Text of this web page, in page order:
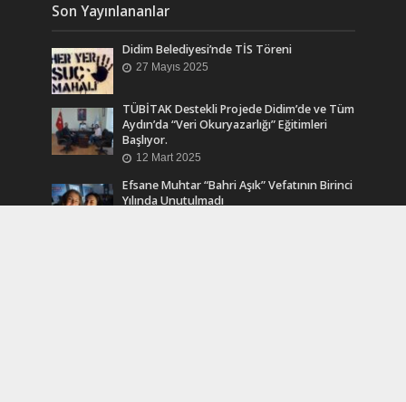
Son Yayınlananlar
Didim Belediyesi’nde TİS Töreni
27 Mayıs 2025
TÜBİTAK Destekli Projede Didim’de ve Tüm
Aydın’da “Veri Okuryazarlığı” Eğitimleri
Başlıyor.
12 Mart 2025
Efsane Muhtar “Bahri Aşık” Vefatının Birinci
Yılında Unutulmadı